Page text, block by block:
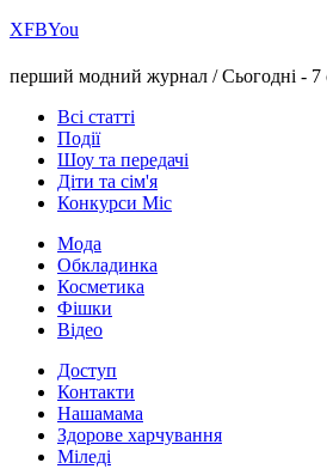
ХFBYou
перший модний журнал /Сьогодні - 7
Всі статті
Події
Шоу та передачі
Діти та сім'я
Конкурси Міс
Мода
Обкладинка
Косметика
Фішки
Відео
Доступ
Контакти
Нашамама
Здорове харчування
Міледі